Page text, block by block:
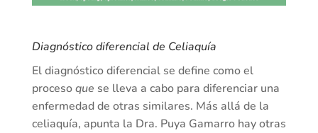
Diagnóstico diferencial de Celiaquía
El diagnóstico diferencial se define como el
procesoque se lleva a cabo para diferenciar una
enfermedad de otras similares. Más allá de la
celiaquía, apunta la Dra. Puya Gamarro hay otras